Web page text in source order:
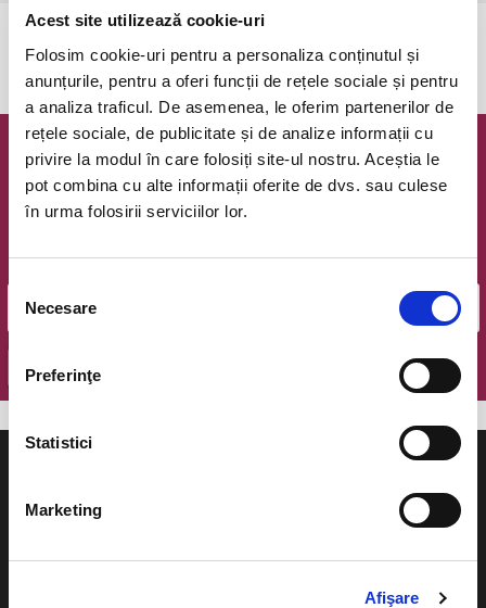
Acest site utilizează cookie-uri
Folosim cookie-uri pentru a personaliza conținutul și
anunțurile, pentru a oferi funcții de rețele sociale și pentru
a analiza traficul. De asemenea, le oferim partenerilor de
rețele sociale, de publicitate și de analize informații cu
privire la modul în care folosiți site-ul nostru. Aceștia le
pot combina cu alte informații oferite de dvs. sau culese
în urma folosirii serviciilor lor.
Selecția
consimțământului
Necesare
Preferinţe
Statistici
Marketing
Afişare
Newsletter @ Bilete.ro
Oferte exclusive si o editie saptamanala cu cele mai noi
OK
Ajutor
Evenimente